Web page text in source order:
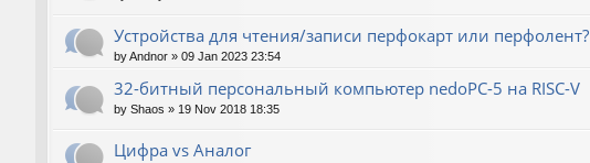
Устройства для чтения/записи перфокарт или перфолент?
byAndnor » 09 Jan 2023 23:54
32-битный персональный компьютер nedoPC-5 на RISC-V
by Shaos » 19 Nov 2018 18:35
Цифра vs Аналог